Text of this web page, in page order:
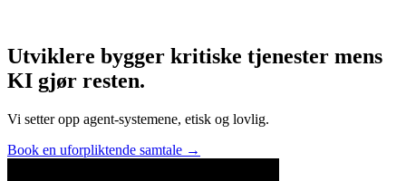
Utviklere bygger kritiske tjenester mens
KI gjør resten.
Vi setter opp agent-systemene, etisk og lovlig.
Book en uforpliktende samtale →